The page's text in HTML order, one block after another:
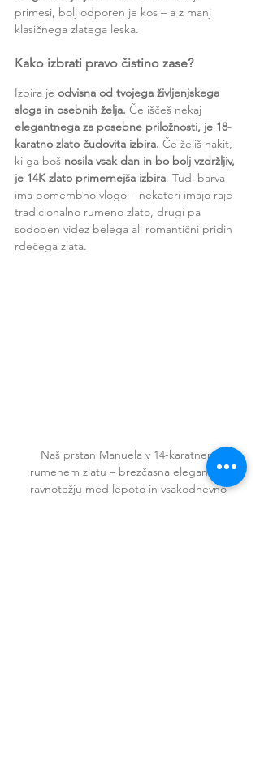
primesi, bolj odporen je kos – a z manj
klasičnega zlatega leska.
Kako izbrati pravo čistino zase?
Izbira je odvisna od tvojega življenjskega
sloga in osebnih želja. Če iščeš nekaj
elegantnega za posebne priložnosti, je 18-
karatno zlato čudovita izbira. Če želiš nakit,
ki ga boš nosila vsak dan in bo bolj vzdržljiv,
je 14K zlato primernejša izbira. Tudi barva
ima pomembno vlogo – nekateri imajo raje
tradicionalno rumeno zlato, drugi pa
sodoben videz belega ali romantični pridih
rdečega zlata.
Naš prstan Manuela v 14-karatnem
rumenem zlatu – brezčasna eleganca v
ravnotežju med lepoto in vsakodnevno